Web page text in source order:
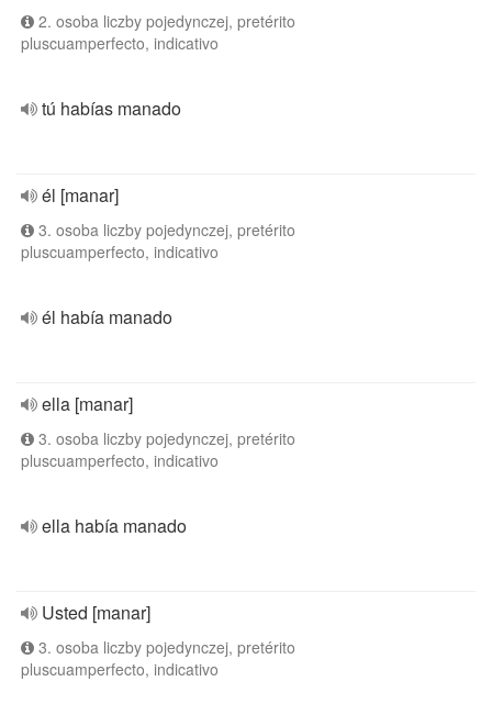
2. osoba liczby pojedynczej, pretérito
pluscuamperfecto, indicativo
tú habías manado
él [manar]
3. osoba liczby pojedynczej, pretérito
pluscuamperfecto, indicativo
él había manado
ella [manar]
3. osoba liczby pojedynczej, pretérito
pluscuamperfecto, indicativo
ella había manado
Usted [manar]
3. osoba liczby pojedynczej, pretérito
pluscuamperfecto, indicativo